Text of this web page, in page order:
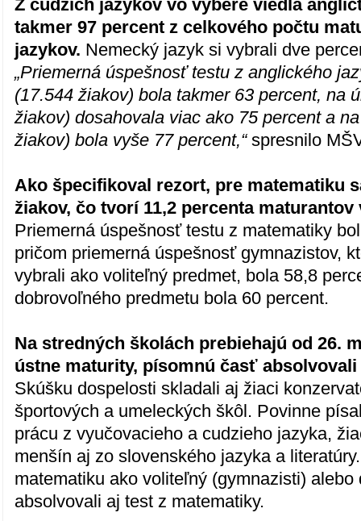
Z cudzích jazykov vo výbere viedla
takmer 97 percent z celkového počtu
jazykov. Nemecký jazyk si vybrali dve
„Priemerná úspešnosť testu z anglického
(17.544 žiakov) bola takmer 63 percent, na
žiakov) dosahovala viac ako 75 percent a
žiakov) bola vyše 77 percent,“spresnilo
Ako špecifikoval rezort, pre matematiku
žiakov, čo tvorí 11,2 percenta
Priemerná úspešnosť testu z matematiky
pričom priemerná úspešnosť gymnazistov,
vybrali ako voliteľný predmet, bola 58,8
dobrovoľného predmetu bola 60 percent.
Na stredných školách prebiehajú od 26.
ústne maturity, písomnú časť
Skúšku dospelosti skladali aj žiaci
športových a umeleckých škôl. Povinne
prácu z vyučovacieho a cudzieho jazyka,
menšín aj zo slovenského jazyka a
matematiku ako voliteľný (gymnazisti)
absolvovali aj test z matematiky.